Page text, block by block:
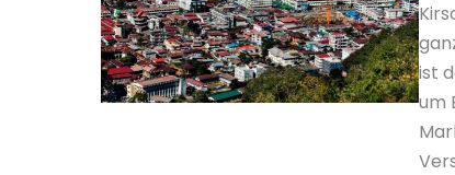
ist
um